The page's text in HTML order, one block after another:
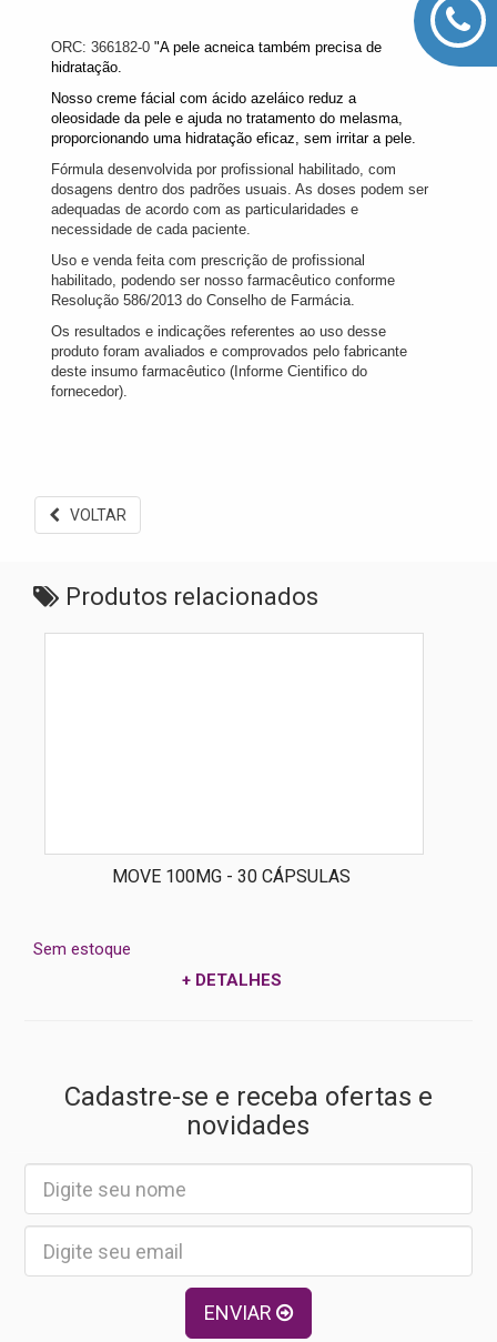
ORC: 366182-0 "A pele acneica também precisa de
hidratação.
Nosso creme fácial com ácido azeláico reduz a
oleosidade da pele e ajuda no tratamento do melasma,
proporcionando uma hidratação eficaz, sem irritar a pele.
Fórmula desenvolvida por profissional habilitado, com
dosagens dentro dos padrões usuais. As doses podem ser
adequadas de acordo com as particularidades e
necessidade de cada paciente.
Uso e venda feita com prescrição de profissional
habilitado, podendo ser nosso farmacêutico conforme
Resolução 586/2013 do Conselho de Farmácia.
Os resultados e indicações referentes ao uso desse
produto foram avaliados e comprovados pelo fabricante
deste insumo farmacêutico (Informe Cientifico do
fornecedor).
VOLTAR
Produtos relacionados
MOVE 100MG - 30 CÁPSULAS
Sem estoque
+ DETALHES
Cadastre-se e receba ofertas e
novidades
ENVIAR